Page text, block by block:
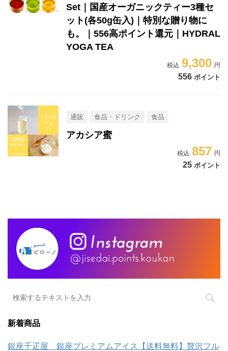
Set｜国産オーガニックティー3種セ
ット(各50g缶入)｜特別な贈り物に
も。｜556高ポイント還元｜HYDRAL
YOGA TEA
9,300
556 ポイント
通販 食品・ドリンク 食品
アカシア蜜
857
25 ポイント
新着商品
銀座千疋屋 銀座プレミアムアイス【送料無料】贅沢フル